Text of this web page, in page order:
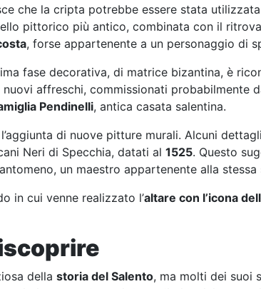
che la cripta potrebbe essere stata
pittorico più antico, combinata con il
, forse appartenente a un personaggio di
fase decorativa, di matrice bizantina, è
affreschi, commissionati probabilmente
Pendinelli, antica casata salentina.
di nuove pitture murali. Alcuni
Neri di Specchia, datati al 1525. Questo
un maestro appartenente alla
in cui venne realizzato l’altare con l’icona
della storia del Salento, ma molti dei suoi